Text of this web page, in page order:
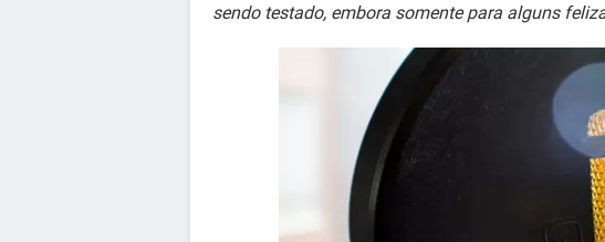
sendo testado, embora somente para alguns